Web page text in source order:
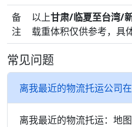
备
注
以上甘肃/临夏至台湾/
载重体积仅供参考，具
常见问题
离我最近的物流托运公司
离我最近的物流托运：地